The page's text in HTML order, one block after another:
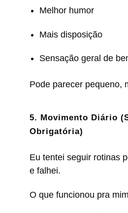
Melhor humor
Mais disposição
Sensação geral de
Pode parecer pequeno,
5. Movimento Diário
Obrigatória)
Eu tentei seguir rotinas
e falhei.
O que funcionou pra